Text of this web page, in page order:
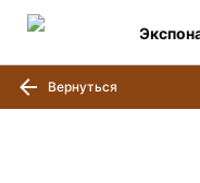
Вернуться